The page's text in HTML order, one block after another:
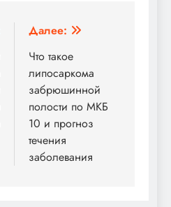
Далее:
Что такое
липосаркома
забрюшинной
полости по МКБ
10 и прогноз
течения
заболевания